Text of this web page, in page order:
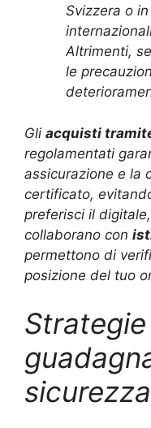
Svizzera o
Altrimenti,
le
Gli acquisti
regolamentati
assicurazione e la
certificato,
preferisci il
collaborano con
permettono di
posizione del tuo
sicurezza